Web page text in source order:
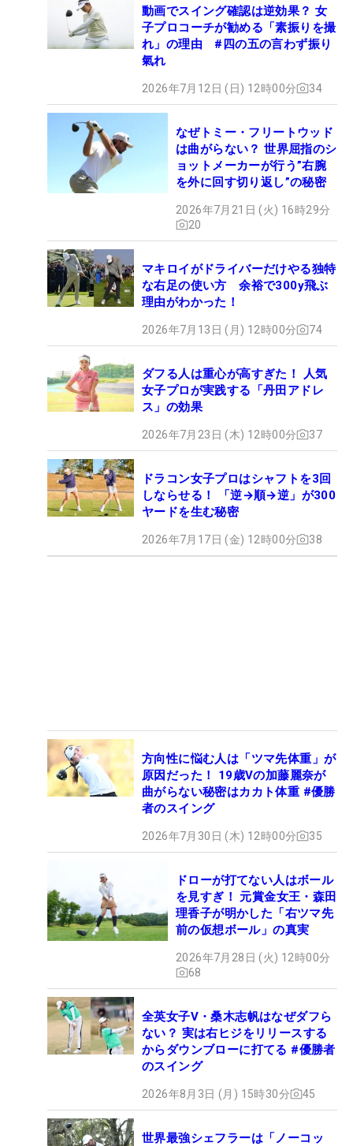
動画でスイング確認は逆効果？ 女
子プロコーチが勧める「素振りを撮
れ」の理由 #四の五の言わず振り
氣れ
2026年7月12日 (日) 12時00分 34
なぜトミー・フリートウッド
は曲がらない？ 世界屈指のシ
ョットメーカーが行う”右腕
を外に回す切り返し”の秘密
2026年7月21日 (火) 16時29分
20
マキロイがドライバーだけやる独特
な右足の使い方 余裕で300y飛ぶ
理由がわかった！
2026年7月13日 (月) 12時00分 74
ダフる人は重心が高すぎた！ 人気
女子プロが実践する「丹田アドレ
ス」の効果
2026年7月23日 (木) 12時00分 37
ドラコン女子プロはシャフトを3回
しならせる！ 「逆→順→逆」が300
ヤードを生む秘密
2026年7月17日 (金) 12時00分 38
方向性に悩む人は「ツマ先体重」が
原因だった！ 19歳Vの加藤麗奈が
曲がらない秘密はカカト体重 #優勝
者のスイング
2026年7月30日 (木) 12時00分 35
ドローが打てない人はボール
を見すぎ！ 元賞金女王・森田
理香子が明かした「右ツマ先
前の仮想ボール」の真実
2026年7月28日 (火) 12時00分
68
全英女子V・桑木志帆はなぜダフら
ない？ 実は右ヒジをリリースする
からダウンブローに打てる #優勝者
のスイング
2026年8月3日 (月) 15時30分 45
世界最強シェフラーは「ノーコッ